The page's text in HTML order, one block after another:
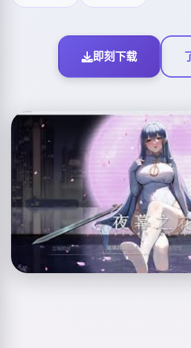
即刻下载